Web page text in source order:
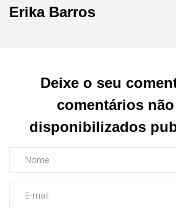
Erika Barros
Deixe o seu
comentários
disponibilizados